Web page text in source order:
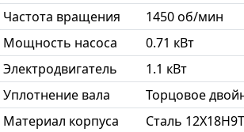
Частота вращения
1450 об/мин
Мощность насоса
0.71 кВт
Электродвигатель
1.1 кВт
Уплотнение вала
Торцовое
Материал корпуса
Сталь 12Х18Н9Т